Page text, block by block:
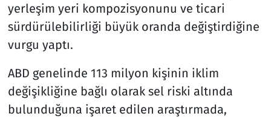
yerleşim yeri kompozisyonunu ve ticari
sürdürülebilirliği büyük oranda değiştirdiğine
vurgu yaptı.
ABD genelinde 113 milyon kişinin iklim
değişikliğine bağlı olarak sel riski altında
bulunduğuna işaret edilen araştırmada,